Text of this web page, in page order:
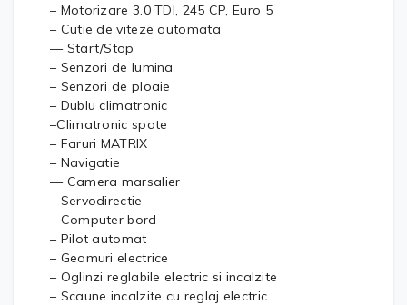
– Motorizare 3.0 TDI, 245 CP, Euro 5
– Cutie de viteze automata
— Start/Stop
– Senzori de lumina
– Senzori de ploaie
– Dublu climatronic
–Climatronic spate
– Faruri MATRIX
– Navigatie
— Camera marsalier
– Servodirectie
– Computer bord
– Pilot automat
– Geamuri electrice
– Oglinzi reglabile electric si incalzite
– Scaune incalzite cu reglaj electric